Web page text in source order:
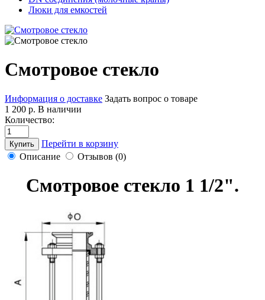
Люки для емкостей
Смотровое стекло
Информация о доставке Задать вопрос о товаре
1 200 р. В наличии
Количество:
Купить
Перейти в корзину
Описание
Отзывов (0)
Смотровое стекло 1 1/2".